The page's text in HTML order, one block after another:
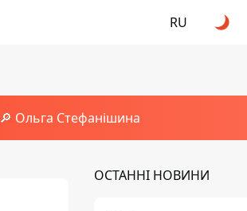
RU
🔎 Ольга Стефанішина
ОСТАННІ НОВИНИ